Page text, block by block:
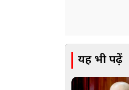
यह भी पढ़ें